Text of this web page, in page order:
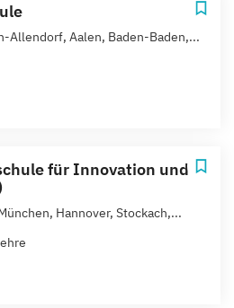
Allendorf, Aalen, Baden-Baden,...
für Innovation und
Hannover, Stockach,...